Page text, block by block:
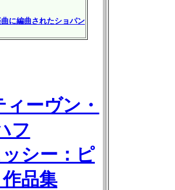
に編曲されたショパン
ィーヴン・
フ
シー：ピ
品集